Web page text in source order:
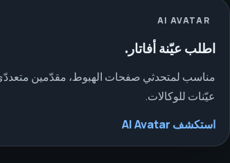
AI AVATAR
اطلب عيّنة أفاتار.
مناسب لمتحدثي صفحات الهبوط، مقدّمين
عيّنات للوكالات.
استكشف AI Avatar